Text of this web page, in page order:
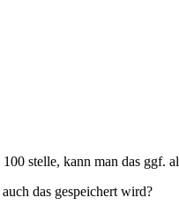
stelle, kann man das ggf.
das gespeichert wird?